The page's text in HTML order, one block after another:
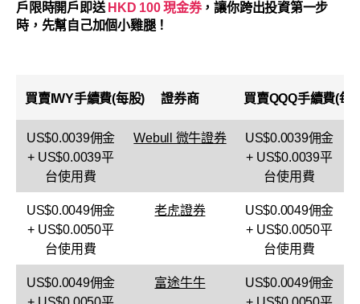
戶限時開戶即送 HKD 100 現金券，讓你跨出投資第一步
時，先幫自己加個小雞腿！
買賣 IWY手續費(每股) 證券商 買賣QQQ手續費(每
US$0.0039佣金
+ US$0.0039平
台使用費
Webull 微牛證券
US$0.0039佣金
+ US$0.0039平
台使用費
US$0.0049佣金
+ US$0.0050平
台使用費
老虎證券
US$0.0049佣金
+ US$0.0050平
台使用費
US$0.0049佣金
富途牛牛
US$0.0049佣金